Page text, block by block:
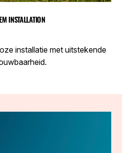
INSTALLATION
installatie met uitstekende